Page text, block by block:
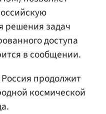
решения задач
доступа
в сообщении.
продолжит
космической